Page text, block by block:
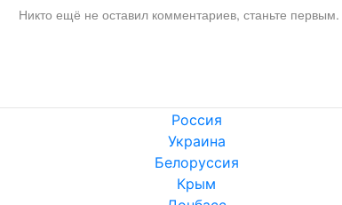
Никто ещё не оставил комментариев, станьте первым.
Россия
Украина
Белоруссия
Крым